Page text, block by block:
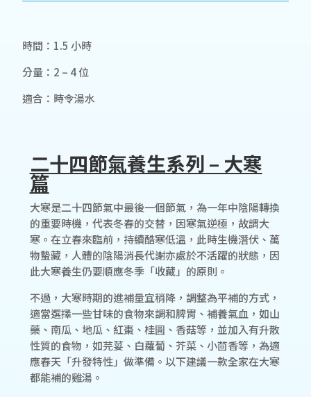
時間：1.5 小時
分量：2 – 4 位
適合：時令湯水
二十四節氣養生系列 – 大寒
篇
大寒是二十四節氣中最後一個節氣，為一年中陰陽轉換
的重要時機，代表冬春的交替，因寒氣逆極，故謂大
寒。在立春來臨前，持續酷寒低溫，此時生機潛伏、萬
物蟄藏，人體的陰陽消長代謝亦處於不活躍的狀態，因
此大寒養生仍要順應冬季「收藏」的原則。
不過，大寒時期的進補量宜稍降，調整為平補的方式，
適當選擇一些甘味的食物來調和脾胃、補養氣血，如山
藥、南瓜、地瓜、紅棗、桂圓、香菇等，並加入有升散
性質的食物，如芫荽、白蘿蔔、芥菜、小茴香等，為適
應春天「升發特性」做準備。以下建議一款全家在大寒
都能補的雞湯。